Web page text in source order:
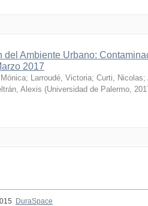
del Ambiente Urbano:
2017
; Larroudé, Victoria; Curti, Nicolas;
Alexis (Universidad de Palermo,
DuraSpace